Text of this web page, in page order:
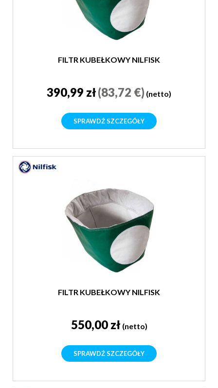
FILTR KUBEŁKOWY NILFISK
390,99 zł(83,72 €) (netto)
SPRAWDŹ SZCZEGÓŁY
FILTR KUBEŁKOWY NILFISK
550,00 zł (netto)
SPRAWDŹ SZCZEGÓŁY